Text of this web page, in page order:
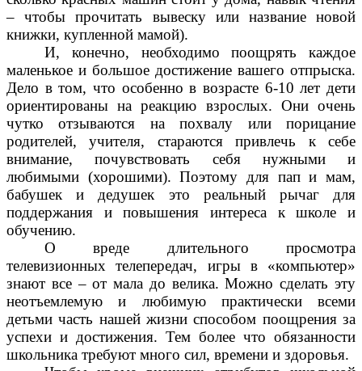
– чтобы прочитать вывеску или название новой
книжки, купленной мамой).
И, конечно, необходимо поощрять каждое
маленькое и большое достижение вашего отпрыска.
Дело в том, что особенно в возрасте 6-10 лет дети
ориентированы на реакцию взрослых. Они очень
чутко отзываются на похвалу или порицание
родителей, учителя, стараются привлечь к себе
внимание, почувствовать себя нужными и
любимыми (хорошими). Поэтому для пап и мам,
бабушек и дедушек это реальный рычаг для
поддержания и повышения интереса к школе и
обучению.
О вреде длительного просмотра
телевизионных телепередач, игры в «компьютер»
знают все – от мала до велика. Можно сделать эту
неотъемлемую и любимую практически всеми
детьми часть нашей жизни способом поощрения за
успехи и достижения. Тем более что обязанности
школьника требуют много сил, времени и здоровья.